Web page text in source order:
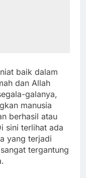
baik dalam
dan Allah
galanya,
manusia
berhasil atau
sini terlihat ada
yang terjadi
tergantung